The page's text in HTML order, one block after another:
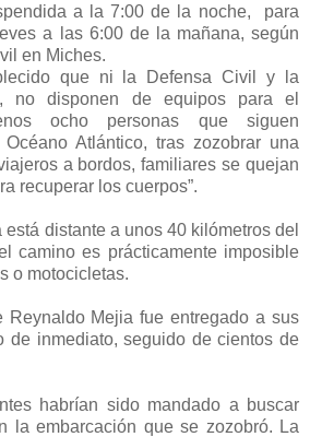
a la 7:00 de la noche, para
a las 6:00 de la mañana, según
en Miches.
que ni la Defensa Civil y la
no disponen de equipos para el
ocho personas que siguen
Atlántico, tras zozobrar una
a bordos, familiares se quejan
recuperar los cuerpos”.
distante a unos 40 kilómetros del
camino es prácticamente imposible
o motocicletas.
Reynaldo Mejia fue entregado a sus
de inmediato, seguido de cientos de
habrían sido mandado a buscar
la embarcación que se zozobró. La